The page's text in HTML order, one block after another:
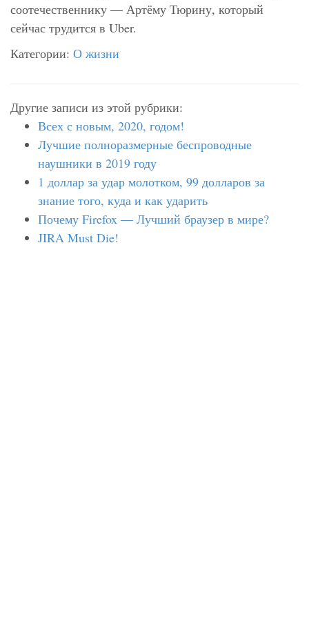
соотечественнику — Артёму Тюрину, который
сейчас трудится в Uber.
Категории: О жизни
Другие записи из этой рубрики:
Всех с новым, 2020, годом!
Лучшие полноразмерные беспроводные
наушники в 2019 году
1 доллар за удар молотком, 99 долларов за
знание того, куда и как ударить
Почему Firefox — Лучший браузер в мире?
JIRA Must Die!